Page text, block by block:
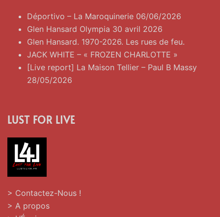
Déportivo – La Maroquinerie 06/06/2026
Glen Hansard Olympia 30 avril 2026
Glen Hansard. 1970-2026. Les rues de feu.
JACK WHITE – « FROZEN CHARLOTTE »
[Live report] La Maison Tellier – Paul B Massy
28/05/2026
LUST FOR LIVE
> Contactez-Nous !
> A propos